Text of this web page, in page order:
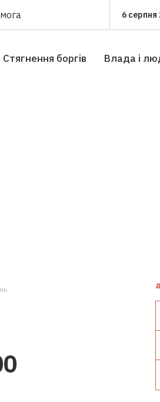
6 серпня
Стягнення боргiв Влада i